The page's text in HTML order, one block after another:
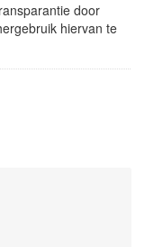
door
hiervan te